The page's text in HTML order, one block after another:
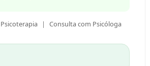
Psicoterapia | Consulta com Psicóloga